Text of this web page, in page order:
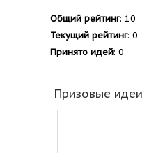
Общий рейтинг: 10
Текущий рейтинг: 0
Принято идей: 0
Призовые идеи